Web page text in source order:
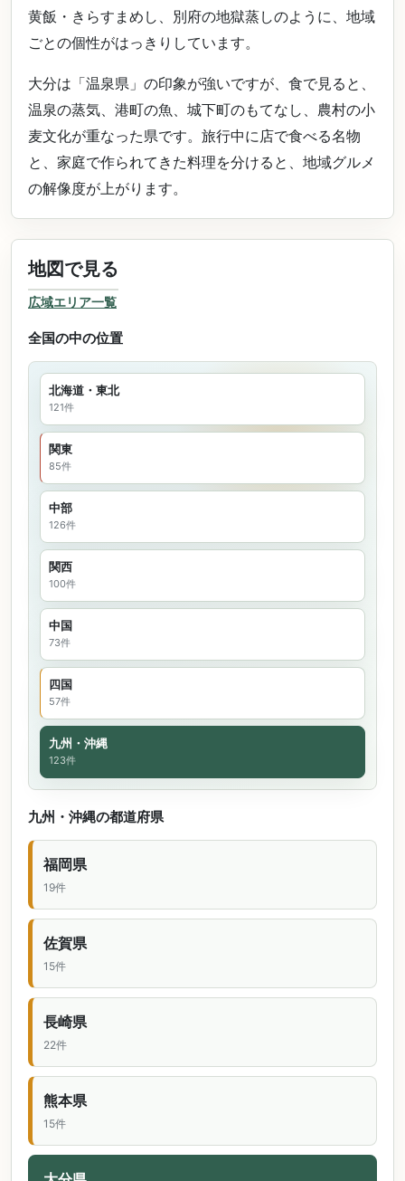
黄飯・きらすまめし、別府の地獄蒸しのように、地域
ごとの個性がはっきりしています。
大分は「温泉県」の印象が強いですが、食で見ると、
温泉の蒸気、港町の魚、城下町のもてなし、農村の小
麦文化が重なった県です。旅行中に店で食べる名物
と、家庭で作られてきた料理を分けると、地域グルメ
の解像度が上がります。
地図で見る
広域エリア一覧
全国の中の位置
北海道・東北
121件
関東
85件
中部
126件
関西
100件
中国
73件
四国
57件
九州・沖縄
123件
九州・沖縄の都道府県
福岡県
19件
佐賀県
15件
長崎県
22件
熊本県
15件